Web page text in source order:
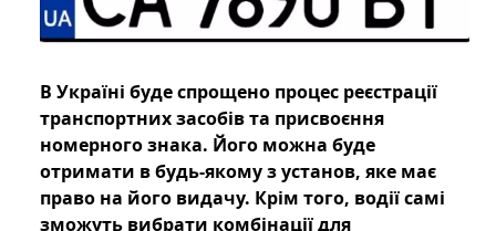
В Україні буде спрощено процес реєстрації
транспортних засобів та присвоєння
номерного знака. Його можна буде
отримати в будь-якому з установ, яке має
право на його видачу. Крім того, водії самі
зможуть вибрати комбінації для